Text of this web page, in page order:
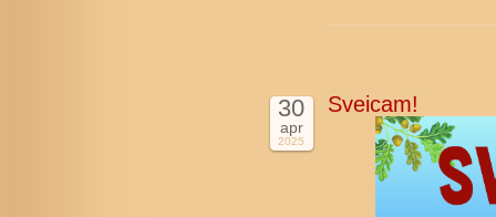
30
apr
2025
Sveicam!